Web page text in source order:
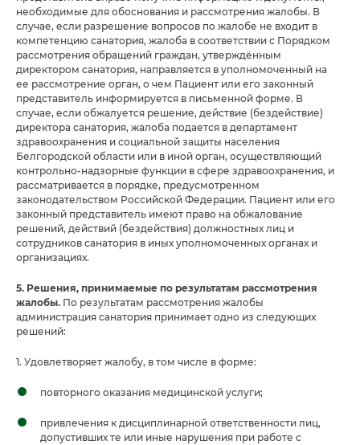
необходимые для обоснования и рассмотрения жалобы. В
случае, если разрешение вопросов по жалобе не входит в
компетенцию санатория, жалоба в соответствии с Порядком
рассмотрения обращений граждан, утверждённым
директором санатория, направляется в уполномоченный на
ее рассмотрение орган, о чем Пациент или его законный
представитель информируется в письменной форме. В
случае, если обжалуется решение, действие (бездействие)
директора санатория, жалоба подается в департамент
здравоохранения и социальной защиты населения
Белгородской области или в иной орган, осуществляющий
контрольно-надзорные функции в сфере здравоохранения, и
рассматривается в порядке, предусмотренном
законодательством Российской Федерации. Пациент или его
законный представитель имеют право на обжалование
решений, действий (бездействия) должностных лиц и
сотрудников санатория в иных уполномоченных органах и
организациях.
5. Решения, принимаемые по результатам рассмотрения
жалобы. По результатам рассмотрения жалобы
администрация санатория принимает одно из следующих
решений:
1. Удовлетворяет жалобу, в том числе в форме:
повторного оказания медицинской услуги;
привлечения к дисциплинарной ответственности лиц,
допустивших те или иные нарушения при работе с